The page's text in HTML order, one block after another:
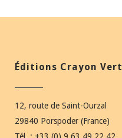
Éditions Crayon Vert
12, route de Saint-Ourzal
29840 Porspoder (France)